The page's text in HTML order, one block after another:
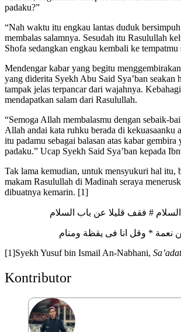
padaku?”
“Nah waktu itu engkau lantas duduk
membalas salamnya. Sesudah itu Rasulullah
Shofa sedangkan engkau kembali ke tempatmu
Mendengar kabar yang begitu
yang diderita Syekh Abu Said Sya’ban seakan
tampak jelas terpancar dari wajahnya.
mendapatkan salam dari Rasulullah.
“Semoga Allah membalasmu dengan sebaik-
Allah andai kata ruhku berada di kekuasaanku
itu padamu sebagai balasan atas kabar gembira
padaku.” Ucap Syekh Said Sya’ban kepada
Tak lama kemudian, untuk mensyukuri hal itu,
makam Rasulullah di Madinah seraya
dibuatnya kemarin. [1]
# فقف قليلا عن باب السلام
نعمة * وقل انا فى يقظة ومنام
[1]Syekh Yusuf bin Ismail An-Nabhani,
Kontributor